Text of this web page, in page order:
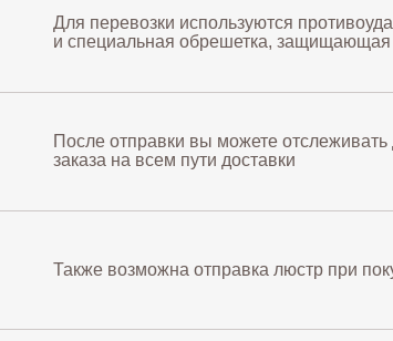
Также возможна отправка люстр при
После отправки вы можете
заказа на всем пути доставки
Для перевозки используются
и специальная обрешетка,